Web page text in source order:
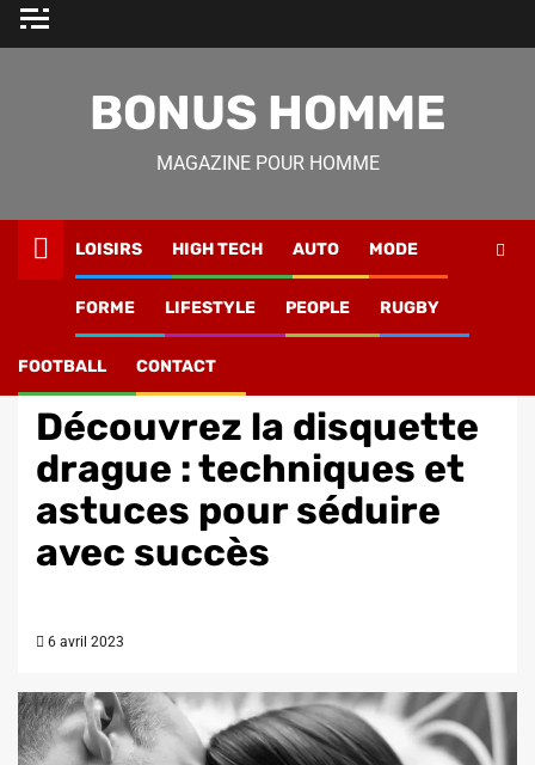
Skip
BONUS HOMME
MAGAZINE POUR HOMME
LOISIRS HIGH TECH AUTO MODE
FORME LIFESTYLE PEOPLE RUGBY
FOOTBALL CONTACT
drague : techniques et astuces pour séduire avec succès
Découvrez la disquette
drague : techniques et
astuces pour séduire
avec succès
6 avril 2023